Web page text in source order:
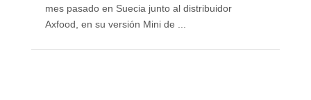
mes pasado en Suecia junto al distribuidor
Axfood, en su versión Mini de ...